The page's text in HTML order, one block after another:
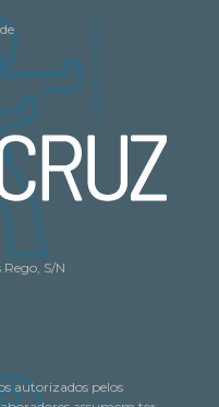
S/N
autorizados pelos